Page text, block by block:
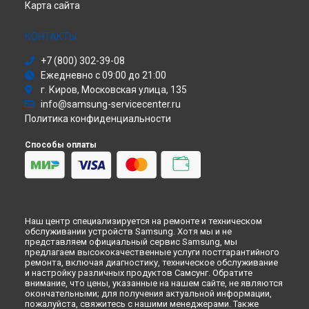
Ремонт телефона Galaxy A72 Samsung в
Холодильник
Моноблок
Атс
Смарт-часы
Варочная панель
Посудомоечная машина
Морозильная камера
Кондиционер
Духовой шкаф
Вытяжка
Карта сайта
КОНТАКТЫ
+7 (800) 302-39-08
Ежедневно с 09:00 до 21:00
г. Киров, Московская улица, 135
info@samsung-servicecenter.ru
Политика конфиденциальности
Способы оплаты
Наш центр специализируется на ремонте и техническом
обслуживании устройств Samsung. Хотя мы и не
представляем официальный сервис Samsung, мы
предлагаем высококачественные услуги постгарантийного
ремонта, включая диагностику, техническое обслуживание
и настройку различных продуктов Самсунг. Обратите
внимание, что цены, указанные на нашем сайте, не являются
окончательными; для получения актуальной информации,
пожалуйста, свяжитесь с нашими менеджерами. Также